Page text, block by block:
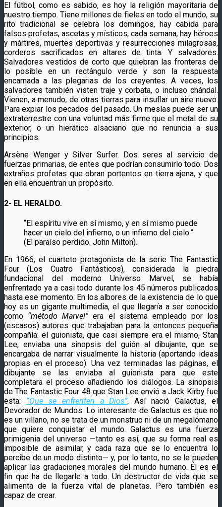
El fútbol, como es sabido, es hoy la religión mayoritaria de
nuestro tiempo. Tiene millones de fieles en todo el mundo, su
rito tradicional se celebra los domingos, hay cabida para
falsos profetas, ascetas y místicos; cada semana, hay héroes
y mártires, muertes deportivas y resurrecciones milagrosas,
corderos sacrificados en altares de tinta. Y salvadores.
Salvadores vestidos de corto que quiebran las fronteras de
lo posible en un rectángulo verde y son la respuesta
encarnada a las plegarias de los creyentes. A veces, los
salvadores también visten traje y corbata, o incluso chándal.
Vienen, a menudo, de otras tierras para insuflar un aire nuevo.
Para expiar los pecados del pasado. Un mesías puede ser un
extraterrestre con una voluntad más firme que el metal de su
exterior, o un hierático alsaciano que no renuncia a sus
principios.
Arsène Wenger y Silver Surfer. Dos seres al servicio de
fuerzas primarias, de entes que podrían consumirlo todo. Dos
extraños profetas que obran portentos en tierra ajena, y que
en ella encuentran un propósito.
2- EL HERALDO.
“El espíritu vive en sí mismo, y en sí mismo puede
hacer un cielo del infierno, o un infierno del cielo.”
(El paraíso perdido. John Milton).
En 1966, el cuarteto protagonista de la serie The Fantastic
Four (Los Cuatro Fantásticos), considerada la piedra
fundacional del moderno Universo Marvel, se había
enfrentado ya a casi todo durante los 45 números publicados
hasta ese momento. En los albores de la existencia de lo que
hoy es un gigante multimedia, el que llegaría a ser conocido
como “método Marvel”era el sistema empleado por los
(escasos) autores que trabajaban para la entonces pequeña
compañía: el guionista, que casi siempre era el mismo, Stan
Lee, enviaba una sinopsis del guión al dibujante, que se
encargaba de narrar visualmente la historia (aportando ideas
propias en el proceso). Una vez terminadas las páginas, el
dibujante se las enviaba al guionista para que este
completara el proceso añadiendo los diálogos. La sinopsis
de The Fantastic Four 48 que Stan Lee envió a Jack Kirby fue
esta: “Que se enfrenten a Dios”. Así nació Galactus, el
Devorador de Mundos. Lo interesante de Galactus es que no
es un villano, no se trata de un monstruo ni de un megalómano
que quiere conquistar el mundo. Galactus es una fuerza
primigenia del universo —tanto es así, que su forma real es
imposible de asimilar, y cada raza que se lo encuentra lo
percibe de un modo distinto— y, por lo tanto, no se le pueden
aplicar las gradaciones morales del mundo humano. Él es el
fin que ha de llegarle a todo. Un destructor de vida que se
alimenta de la fuerza vital de planetas. Pero también es
capaz de crear.